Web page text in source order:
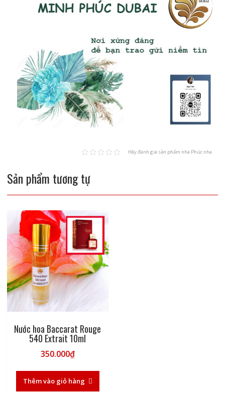
Hãy đánh giá sản phẩm nhà Phúc nha
Sản phẩm tương tự
Nước hoa Baccarat Rouge
540 Extrait 10ml
350.000₫
Thêm vào giỏ hàng